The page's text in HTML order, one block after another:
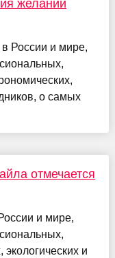
желаний
России и мире,
о самых
отмечается
и мире,
и